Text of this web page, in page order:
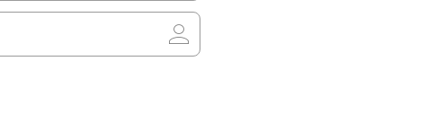
-1, aperta dalla mattina
roulant e cyclette.